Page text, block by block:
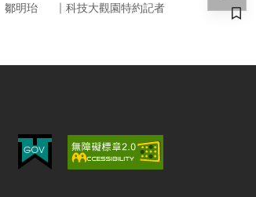
籤
鄒明珆 ｜ 科技大觀園特約記者
儲